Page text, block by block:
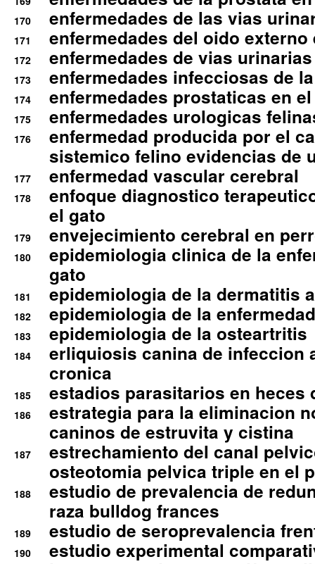
170 enfermedades de las vias
171 enfermedades del oido
172 enfermedades de vias
173 enfermedades infecciosas de
174 enfermedades prostaticas en
175 enfermedades urologicas
176
enfermedad producida por el
sistemico felino evidencias de
177 enfermedad vascular cerebral
178
enfoque diagnostico
el gato
179 envejecimiento cerebral en
180
epidemiologia clinica de la
gato
181 epidemiologia de la dermatitis
182 epidemiologia de la
183 epidemiologia de la osteartritis
184
erliquiosis canina de infeccion
cronica
185 estadios parasitarios en heces
186
estrategia para la eliminacion
caninos de estruvita y cistina
187
estrechamiento del canal
osteotomia pelvica triple en el
188
estudio de prevalencia de
raza bulldog frances
189 estudio de seroprevalencia
190
estudio experimental